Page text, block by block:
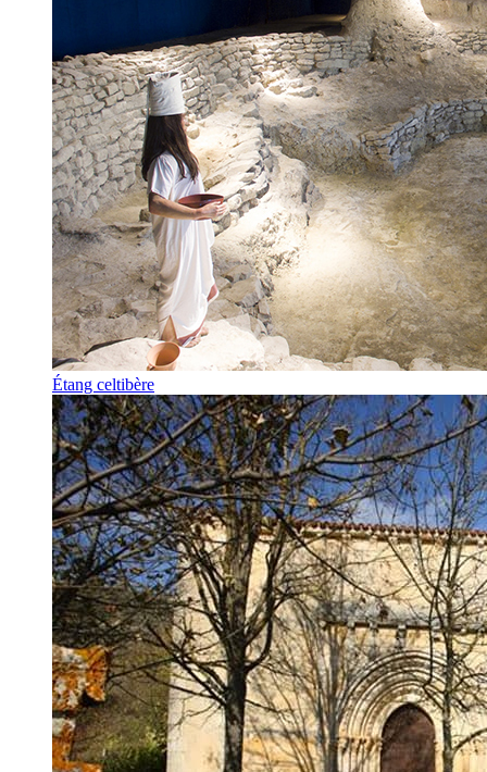
Étang celtibère